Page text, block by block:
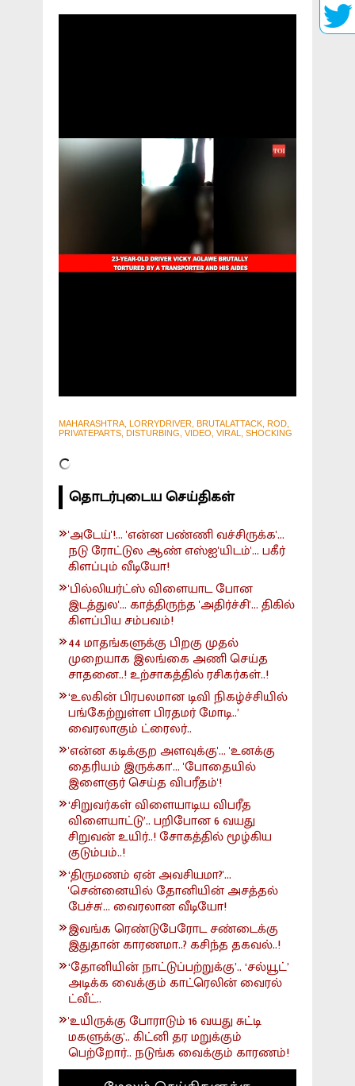
MAHARASHTRA, LORRYDRIVER, BRUTALATTACK, ROD,
PRIVATEPARTS, DISTURBING, VIDEO, VIRAL, SHOCKING
தொடர்புடைய செய்திகள்
'அடேய்'!... 'என்ன பண்ணி வச்சிருக்க'...
நடு ரோட்டுல ஆண் எஸ்ஐ'யிடம்'... பகீர்
கிளப்பும் வீடியோ!
'பில்லியர்ட்ஸ் விளையாட போன
இடத்துல'... காத்திருந்த 'அதிர்ச்சி'... திகில்
கிளப்பிய சம்பவம்!
44 மாதங்களுக்கு பிறகு முதல்
முறையாக இலங்கை அணி செய்த
சாதனை..! உற்சாகத்தில் ரசிகர்கள்..!
‘உலகின் பிரபலமான டிவி நிகழ்ச்சியில்
பங்கேற்றுள்ள பிரதமர் மோடி..’
வைரலாகும் ட்ரைலர்..
'என்ன கடிக்குற அளவுக்கு'... 'உனக்கு
தைரியம் இருக்கா'... 'போதையில்
இளைஞர் செய்த விபரீதம்'!
‘சிறுவர்கள் விளையாடிய விபரீத
விளையாட்டு’.. பறிபோன 6 வயது
சிறுவன் உயிர்..! சோகத்தில் மூழ்கிய
குடும்பம்..!
‘திருமணம் ஏன் அவசியமா?'...
'சென்னையில் தோனியின் அசத்தல்
பேச்சு'... வைரலான வீடியோ!
இவங்க ரெண்டுபேரோட சண்டைக்கு
இதுதான் காரணமா..? கசிந்த தகவல்..!
‘தோனியின் நாட்டுப்பற்றுக்கு’.. ‘சல்யூட்’
அடிக்க வைக்கும் காட்ரெலின் வைரல்
ட்வீட்..
'உயிருக்கு போராடும் 16 வயது சுட்டி
மகளுக்கு'.. கிட்னி தர மறுக்கும்
பெற்றோர்.. நடுங்க வைக்கும் காரணம்!